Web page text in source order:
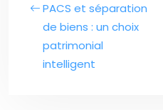
PACS et séparation
de biens : un choix
patrimonial
intelligent